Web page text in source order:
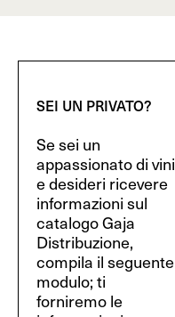
SEI UN PRIVATO?
Se sei un
appassionato di vini
e desideri ricevere
informazioni sul
catalogo Gaja
Distribuzione,
compila il seguente
modulo; ti
forniremo le